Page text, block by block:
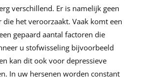
verschillend. Er is namelijk geen
die het veroorzaakt. Vaak komt een
gepaard aantal factoren die
u stofwisseling bijvoorbeeld
kan dit ook voor depressieve
In uw hersenen worden constant